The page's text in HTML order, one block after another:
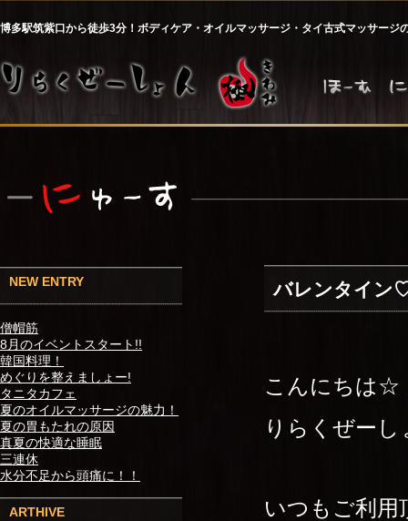
博多駅筑紫口から徒歩3分！ボディケア・オイルマッサージ・タイ古式マッサージ
NEW ENTRY
僧帽筋
8月のイベントスタート!!
韓国料理！
めぐりを整えましょー!
タニタカフェ
夏のオイルマッサージの魅力！
夏の胃もたれの原因
真夏の快適な睡眠
三連休
水分不足から頭痛に！！
ARTHIVE
バレンタイン
こんにちは☆
りらくぜー
いつもご利用